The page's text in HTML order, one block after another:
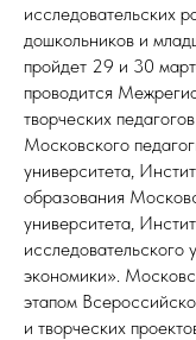
исследовательских
дошкольников и
пройдет 29 и 30
проводится
творческих
Московского
университета,
образования
университета,
экономики».
этапом
и творческих